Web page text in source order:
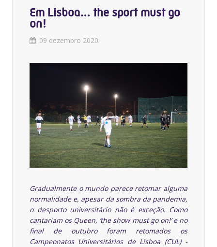
Em Lisboa… the sport must go
on!
09 dezembro 2020
Gradualmente o mundo parece retomar alguma
normalidade e, apesar da sombra da pandemia,
o desporto universitário não é exceção. Como
cantariam os Queen, ‘the show must go on!’ e no
final de outubro foram retomados os
Campeonatos Universitários de Lisboa (CUL) -